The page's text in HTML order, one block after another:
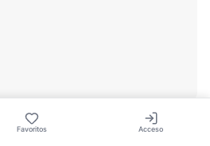
· Gardenmaster – Jardín
Favoritos Acceso